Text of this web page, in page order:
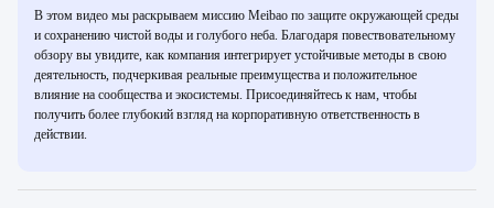
В этом видео мы раскрываем миссию Meibao по защите окружающей среды
и сохранению чистой воды и голубого неба. Благодаря повествовательному
обзору вы увидите, как компания интегрирует устойчивые методы в свою
деятельность, подчеркивая реальные преимущества и положительное
влияние на сообщества и экосистемы. Присоединяйтесь к нам, чтобы
получить более глубокий взгляд на корпоративную ответственность в
действии.